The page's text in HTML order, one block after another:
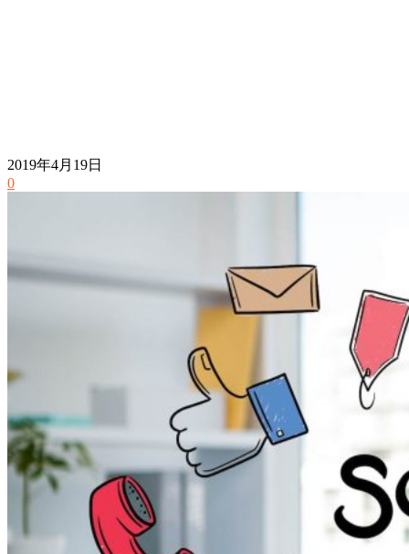
2019年4月19日
0